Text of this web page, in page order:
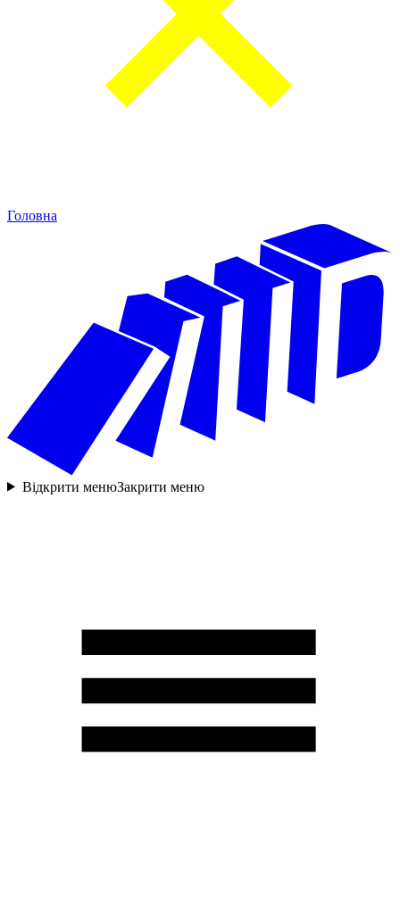
Головна
Відкрити менюЗакрити меню